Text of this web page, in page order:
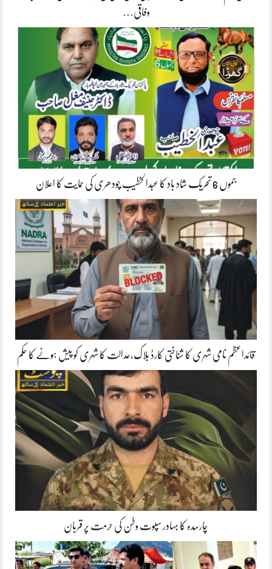
وفاقی…
جموں 6 تحریک شاد باد کا عبدالخطیب چودھری کی حمایت کا اعلان
قائداعظم نامی شہری کا شناختی کارڈ بلاک،عدالت کا شہری کو پیش ہونے کا حکم
چارسدہ کا بہادر سپوت وطن کی حرمت پر قربان